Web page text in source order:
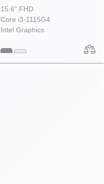
15.6" FHD
Core i3-1115G4
Intel Graphics